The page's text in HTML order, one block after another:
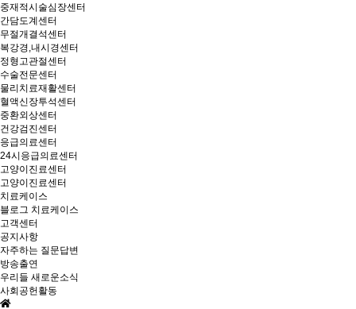
중재적시술심장센터
간담도계센터
무절개결석센터
복강경,내시경센터
정형고관절센터
수술전문센터
물리치료재활센터
혈액신장투석센터
중환외상센터
건강검진센터
응급의료센터
24시응급의료센터
고양이진료센터
고양이진료센터
치료케이스
블로그 치료케이스
고객센터
공지사항
자주하는 질문답변
방송출연
우리들 새로운소식
사회공헌활동